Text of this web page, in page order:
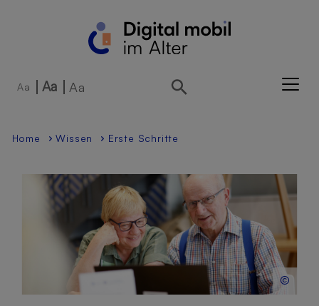
Direkt zur Hauptnavigation springen
Direkt zum Inhalt springen
Aa Aa Aa
Home Wissen Erste Schritte
©